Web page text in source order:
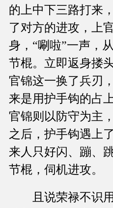
的上中下三路打来
了对方的进攻，上
身，“唰啦”一声，
节棍。立即返身搂
官锦这一换了兵刃
来是用护手钩的占
官锦则以防守为主
之后，护手钩遇上
来人只好闪、蹦、
节棍，伺机进攻。
且说荣禄不识